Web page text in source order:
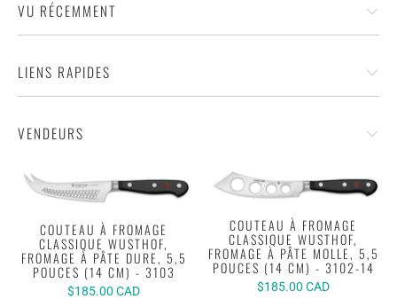
VU RÉCEMMENT
LIENS RAPIDES
VENDEURS
COUTEAU À FROMAGE
CLASSIQUE WUSTHOF,
FROMAGE À PÂTE DURE, 5,5
POUCES (14 CM) - 3103
$185.00 CAD
COUTEAU À FROMAGE
CLASSIQUE WUSTHOF,
FROMAGE À PÂTE MOLLE, 5,5
POUCES (14 CM) - 3102-14
$185.00 CAD